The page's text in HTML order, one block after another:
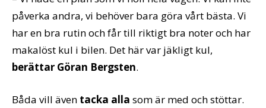
påverka andra, vi behöver bara göra vårt bästa. Vi
har en bra rutin och får till riktigt bra noter och har
makalöst kul i bilen. Det här var jäkligt kul,
berättar Göran Bergsten.
Båda vill även tacka alla som är med och stöttar.